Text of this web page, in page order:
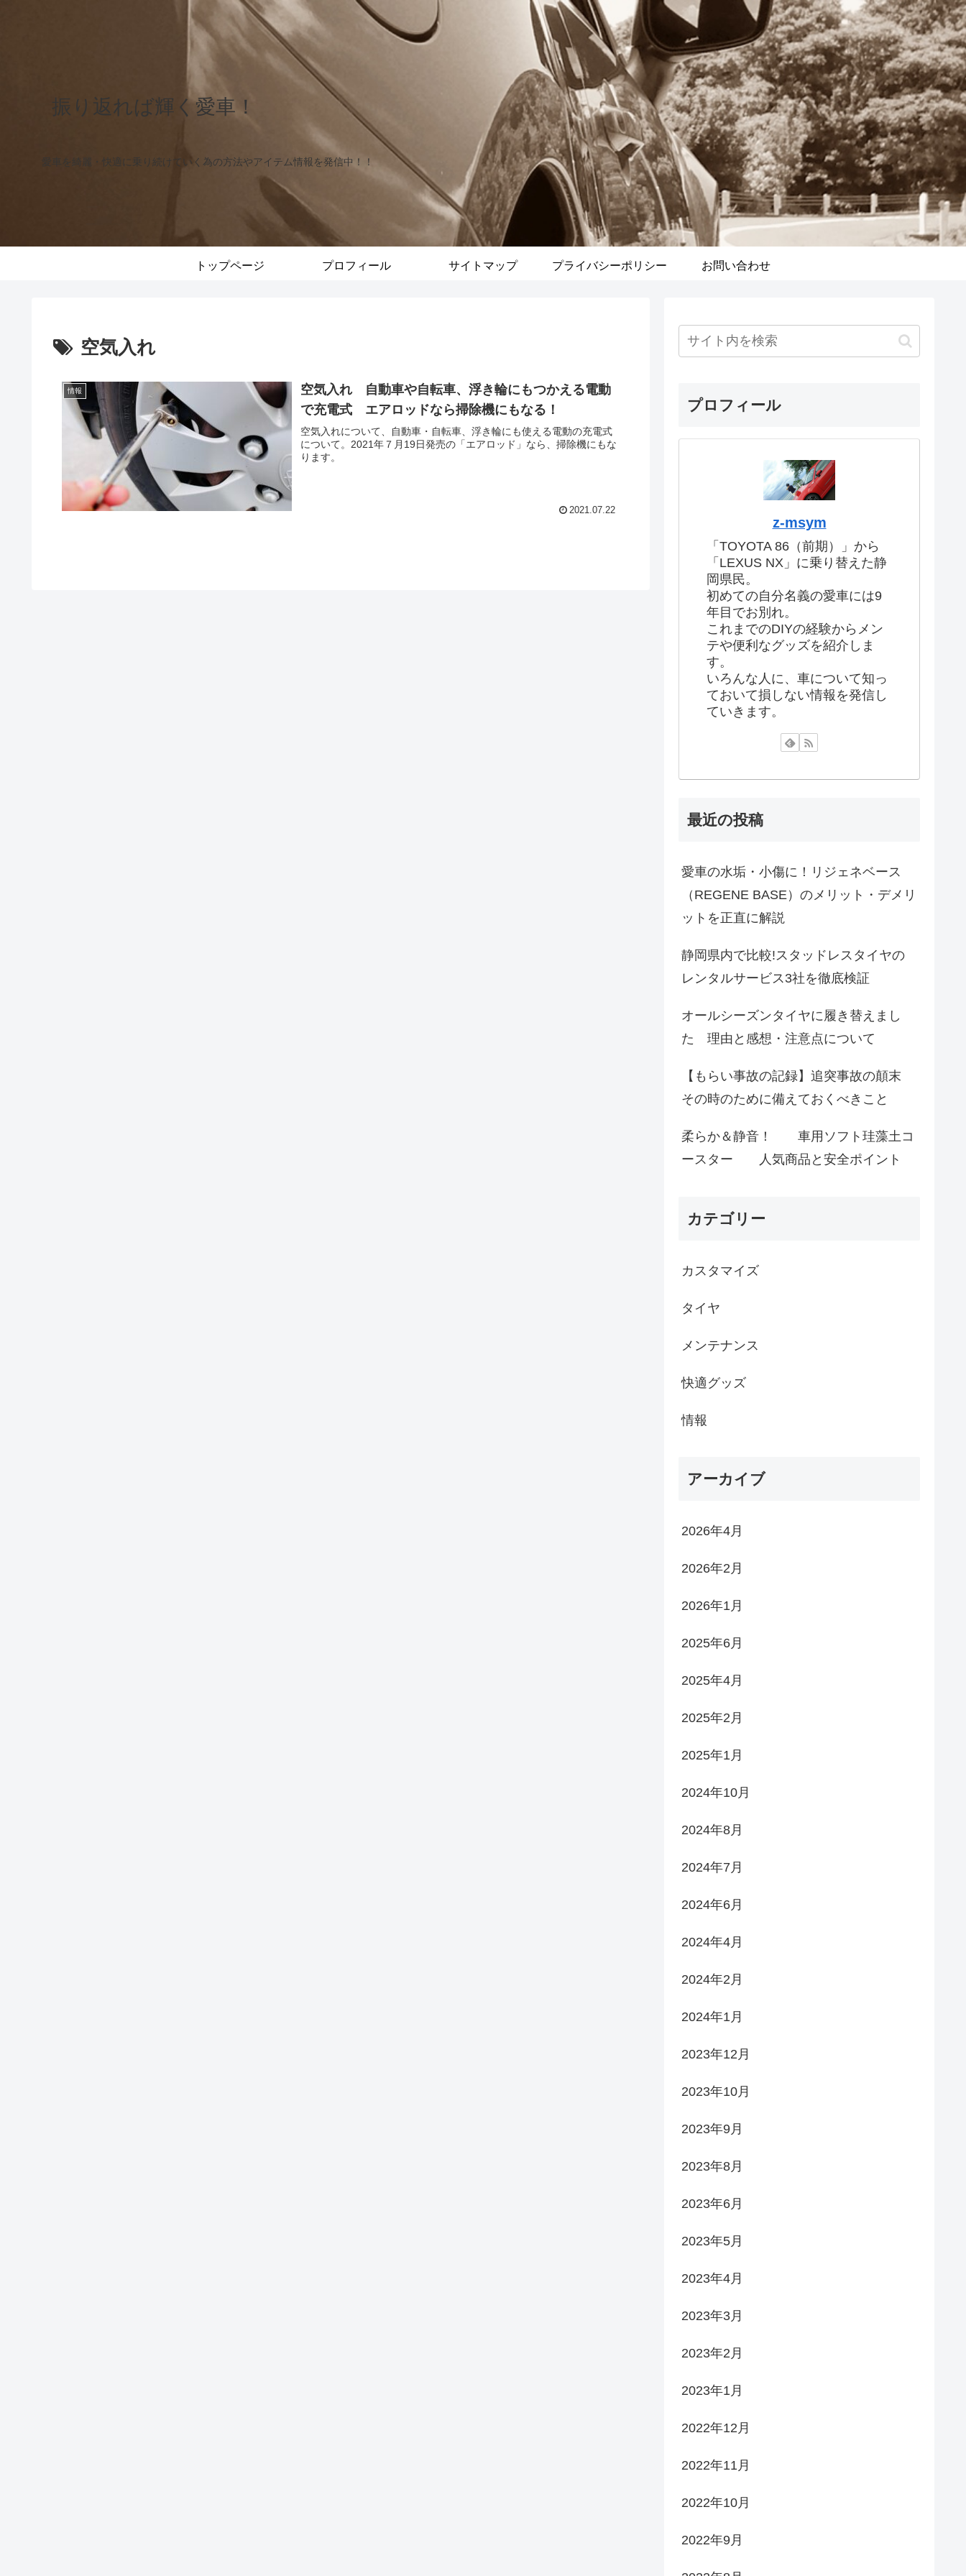
振り返れば輝く愛車！
愛車を綺麗・快適に乗り続けていく為の方法やアイテム情報を発信中！！
トップページ プロフィール サイトマップ プライバシーポリシー お問い合わせ
空気入れ
情報
空気入れ 自動車や自転車、浮き輪にもつかえる電動
で充電式 エアロッドなら掃除機にもなる！
空気入れについて、自動車・自転車、浮き輪にも使える電動の充電式
について。2021年７月19日発売の「エアロッド」なら、掃除機にもな
ります。
2021.07.22
プロフィール
z-msym
「TOYOTA 86（前期）」から
「LEXUS NX」に乗り替えた静
岡県民。
初めての自分名義の愛車には9
年目でお別れ。
これまでのDIYの経験からメン
テや便利なグッズを紹介しま
す。
いろんな人に、車について知っ
ておいて損しない情報を発信し
ていきます。
最近の投稿
愛車の水垢・小傷に！リジェネベース
（REGENE BASE）のメリット・デメリ
ットを正直に解説
静岡県内で比較!スタッドレスタイヤの
レンタルサービス3社を徹底検証
オールシーズンタイヤに履き替えまし
た 理由と感想・注意点について
【もらい事故の記録】追突事故の顛末
その時のために備えておくべきこと
柔らか＆静音！ 車用ソフト珪藻土コ
ースター 人気商品と安全ポイント
カテゴリー
カスタマイズ
タイヤ
メンテナンス
快適グッズ
情報
アーカイブ
2026年4月
2026年2月
2026年1月
2025年6月
2025年4月
2025年2月
2025年1月
2024年10月
2024年8月
2024年7月
2024年6月
2024年4月
2024年2月
2024年1月
2023年12月
2023年10月
2023年9月
2023年8月
2023年6月
2023年5月
2023年4月
2023年3月
2023年2月
2023年1月
2022年12月
2022年11月
2022年10月
2022年9月